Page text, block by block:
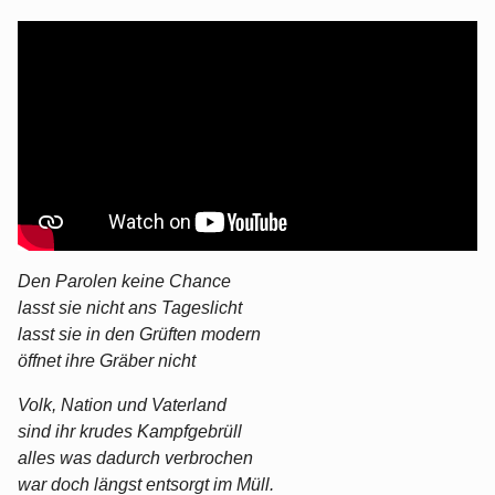
Den Parolen keine Chance
lasst sie nicht ans Tageslicht
lasst sie in den Grüften modern
öffnet ihre Gräber nicht
Volk, Nation und Vaterland
sind ihr krudes Kampfgebrüll
alles was dadurch verbrochen
war doch längst entsorgt im Müll.